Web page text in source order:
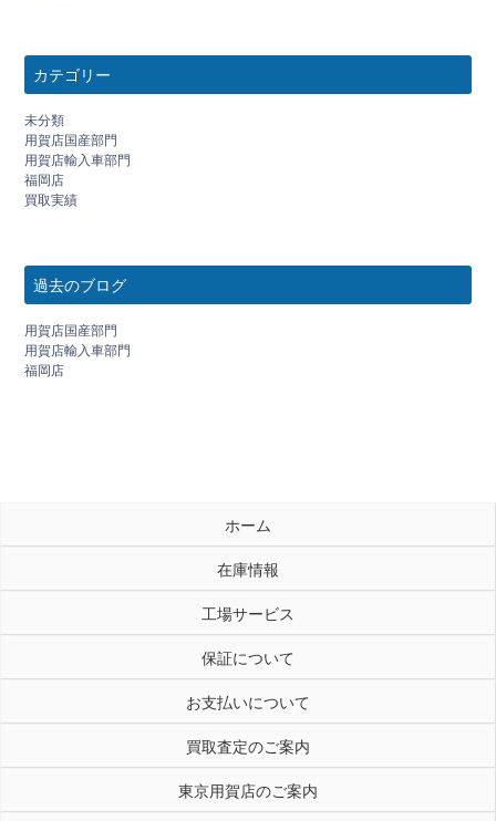
カテゴリー
未分類
用賀店国産部門
用賀店輸入車部門
福岡店
買取実績
過去のブログ
用賀店国産部門
用賀店輸入車部門
福岡店
ホーム
在庫情報
工場サービス
保証について
お支払いについて
買取査定のご案内
東京用賀店のご案内